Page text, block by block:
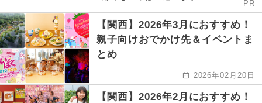
PR
【関西】2026年3月におすすめ！
親子向けおでかけ先＆イベントま
とめ
2026年02月20日
【関西】2026年2月におすすめ！